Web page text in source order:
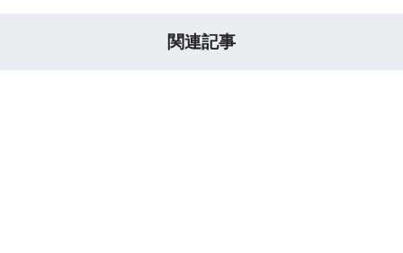
関連記事